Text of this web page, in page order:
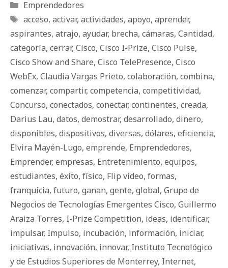
Categorías
Emprendedores
Etiquetas
acceso, activar, actividades, apoyo, aprender,
aspirantes, atrajo, ayudar, brecha, cámaras, Cantidad,
categoría, cerrar, Cisco, Cisco I-Prize, Cisco Pulse,
Cisco Show and Share, Cisco TelePresence, Cisco
WebEx, Claudia Vargas Prieto, colaboración, combina,
comenzar, compartir, competencia, competitividad,
Concurso, conectados, conectar, continentes, creada,
Darius Lau, datos, demostrar, desarrollado, dinero,
disponibles, dispositivos, diversas, dólares, eficiencia,
Elvira Mayén-Lugo, emprende, Emprendedores,
Emprender, empresas, Entretenimiento, equipos,
estudiantes, éxito, físico, Flip video, formas,
franquicia, futuro, ganan, gente, global, Grupo de
Negocios de Tecnologías Emergentes Cisco, Guillermo
Araiza Torres, I-Prize Competition, ideas, identificar,
impulsar, Impulso, incubación, información, iniciar,
iniciativas, innovación, innovar, Instituto Tecnológico
y de Estudios Superiores de Monterrey, Internet,